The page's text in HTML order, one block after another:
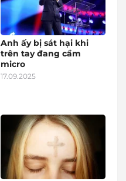
Anh ấy bị sát hại khi
trên tay đang cầm
micro
17.09.2025